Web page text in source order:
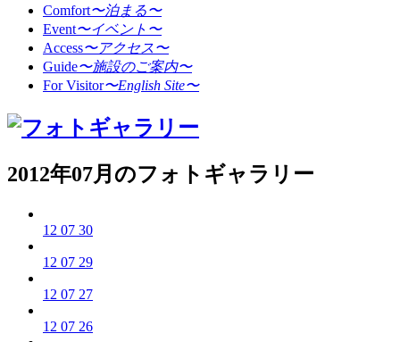
Comfort〜泊まる〜
Event〜イベント〜
Access〜アクセス〜
Guide〜施設のご案内〜
For Visitor〜English Site〜
2012年07月のフォトギャラリー
12 07 30
12 07 29
12 07 27
12 07 26